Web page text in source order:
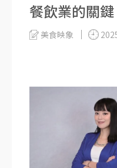
餐飲業的關
美食映象